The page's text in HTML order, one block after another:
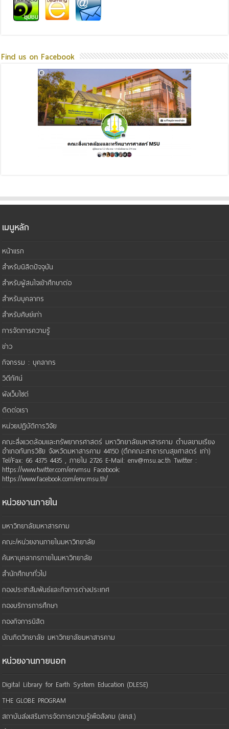
Find us on Facebook
เมนูหลัก
หน้าแรก
สำหรับนิสิตปัจจุบัน
สำหรับผู้สนใจเข้าศึกษาต่อ
สำหรับบุคลากร
สำหรับศิษย์เก่า
การจัดการความรู้
ข่าว
กิจกรรม : บุคลากร
วิดีทัศน์
ผังเว็บไซต์
ติดต่อเรา
หน่วยปฏิบัติการวิจัย
คณะสิ่งแวดล้อมและทรัพยากรศาสตร์ มหาวิทยาลัยมหาสารคาม ตำบลขามเรียง
อำเภอกันทรวิชัย จังหวัดมหาสารคาม 44150 (ตึกคณะสาธารณสุขศาสตร์ เก่า)
Tel/Fax: 66 4375 4435 , ภายใน 2726 E-Mail: env@msu.ac.th Twitter :
https://www.twitter.com/envmsu Facebook:
https://www.facebook.com/env.msu.th/
หน่วยงานภายใน
มหาวิทยาลัยมหาสารคาม
คณะ/หน่วยงานภายในมหาวิทยาลัย
ค้นหาบุคลากรภายในมหาวิทยาลัย
สำนักศึกษาทั่วไป
กองประชาสัมพันธ์และกิจการต่างประเทศ
กองบริการการศึกษา
กองกิจการนิสิต
บัณฑิตวิทยาลัย มหาวิทยาลัยมหาสารคาม
หน่วยงานภายนอก
Digital Library for Earth System Education (DLESE)
THE GLOBE PROGRAM
สถาบันส่งเสริมการจัดการความรู้เพือสังคม (สคส.)